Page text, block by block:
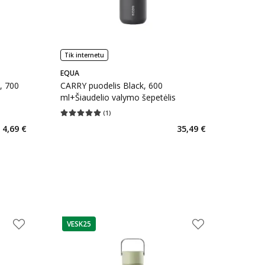
700
4,69 €
Tik internetu
EQUA
CARRY puodelis Black, 600
ml+Šiaudelio valymo šepetėlis
(1)
Vidutinis įvertinimas 5.00
35,49 €
patarimas
VESK25